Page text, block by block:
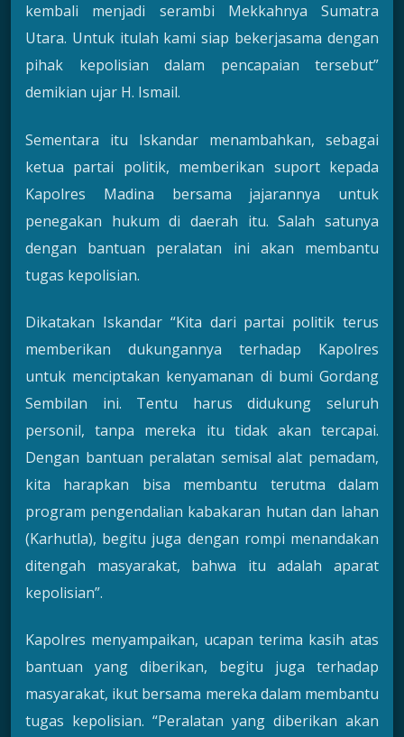
kembali menjadi serambi Mekkahnya Sumatra
Utara. Untuk itulah kami siap bekerjasama dengan
pihak kepolisian dalam pencapaian tersebut”
demikian ujar H. Ismail.
Sementara itu Iskandar menambahkan, sebagai
ketua partai politik, memberikan suport kepada
Kapolres Madina bersama jajarannya untuk
penegakan hukum di daerah itu. Salah satunya
dengan bantuan peralatan ini akan membantu
tugas kepolisian.
Dikatakan Iskandar “Kita dari partai politik terus
memberikan dukungannya terhadap Kapolres
untuk menciptakan kenyamanan di bumi Gordang
Sembilan ini. Tentu harus didukung seluruh
personil, tanpa mereka itu tidak akan tercapai.
Dengan bantuan peralatan semisal alat pemadam,
kita harapkan bisa membantu terutma dalam
program pengendalian kabakaran hutan dan lahan
(Karhutla), begitu juga dengan rompi menandakan
ditengah masyarakat, bahwa itu adalah aparat
kepolisian”.
Kapolres menyampaikan, ucapan terima kasih atas
bantuan yang diberikan, begitu juga terhadap
masyarakat, ikut bersama mereka dalam membantu
tugas kepolisian. “Peralatan yang diberikan akan